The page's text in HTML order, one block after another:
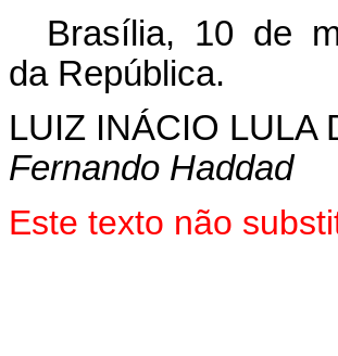
Brasília, 10 de
da República.
LUIZ INÁCIO LULA
Fernando Haddad
Este texto não